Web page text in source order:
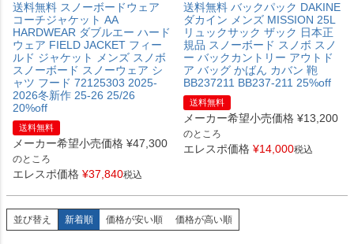
送料無料 スノーボードウェア
コーチジャケット AA
HARDWEAR ダブルエー ハード
ウェア FIELD JACKET フィー
ルド ジャケット メンズ スノボ
スノーボード スノーウェア シ
ャツ フード 72125303 2025-
2026冬新作 25-26 25/26
20%off
送料無料
メーカー希望小売価格 ¥47,300
のところ
エレスポ価格 ¥37,840税込
送料無料 バックパック DAKINE
ダカイン メンズ MISSION 25L
リュックサック ザック 日本正
規品 スノーボード スノボ スノ
ー バックカントリー アウトド
ア バッグ かばん カバン 鞄
BB237211 BB237-211 25%off
送料無料
メーカー希望小売価格 ¥13,200
のところ
エレスポ価格 ¥14,000税込
並び替え 新着順 価格が安い順 価格が高い順